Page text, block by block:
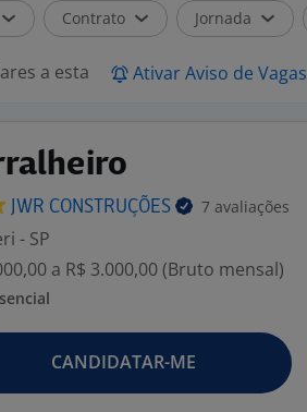
Contrato Jornada
a esta Ativar Aviso de Vagas
JWR CONSTRUÇÕES 7 avaliações
- SP
a R$ 3.000,00 (Bruto mensal)
CANDIDATAR-ME